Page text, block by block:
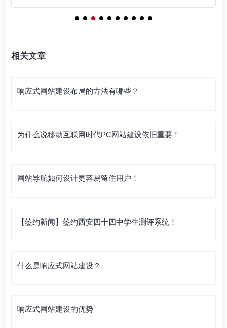
相关文章
响应式网站建设布局的方法有哪些？
为什么说移动互联网时代PC网站建设依旧重要！
网站导航如何设计更容易留住用户！
【签约新闻】签约西安四十四中学生测评系统！
什么是响应式网站建设？
响应式网站建设的优势